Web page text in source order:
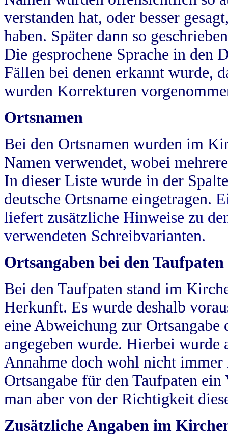
verstanden hat, oder besser
haben. Später dann so
Die gesprochene Sprache in
Fällen bei denen erkannt wurde,
wurden Korrekturen
Ortsnamen
Bei den Ortsnamen wurden im
Namen verwendet, wobei
In dieser Liste wurde in der
deutsche Ortsname eingetragen.
liefert zusätzliche Hinweise zu
verwendeten Schreibvarianten.
Ortsangaben bei den Taufpaten
Bei den Taufpaten stand im
Herkunft. Es wurde deshalb
eine Abweichung zur
angegeben wurde. Hierbei wurde
Annahme doch wohl nicht
Ortsangabe für den Taufpaten
man aber von der Richtigkeit
Zusätzliche Angaben im